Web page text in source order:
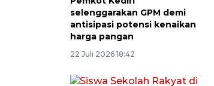
Pemkot Kediri
selenggarakan GPM demi
harga pangan